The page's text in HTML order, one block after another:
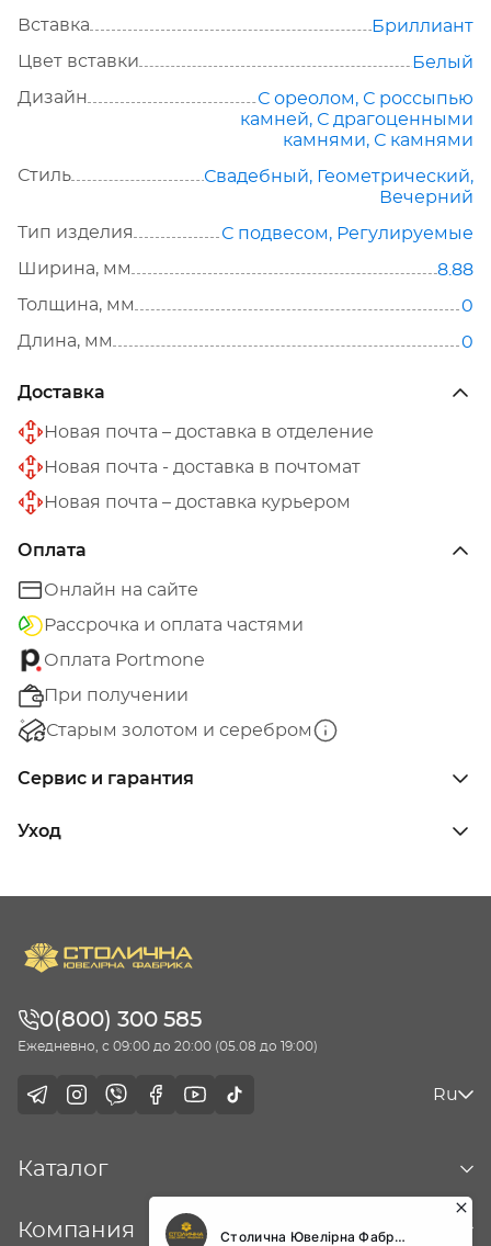
Вставка
Бриллиант
Цвет вставки
Белый
Дизайн
С ореолом, С россыпью
камней, С драгоценными
камнями, С камнями
Стиль
Свадебный, Геометрический,
Вечерний
Тип изделия
С подвесом, Регулируемые
Ширина, мм
8.88
Толщина, мм
0
Длина, мм
0
Доставка
Новая почта – доставка в отделение
Новая почта - доставка в почтомат
Новая почта – доставка курьером
Оплата
Онлайн на сайте
Рассрочка и оплата частями
Оплата Portmone
При получении
Старым золотом и серебром
Сервис и гарантия
Уход
0(800) 300 585
Ежедневно, с 09:00 до 20:00 (05.08 до 19:00)
Ru
Каталог
Компания